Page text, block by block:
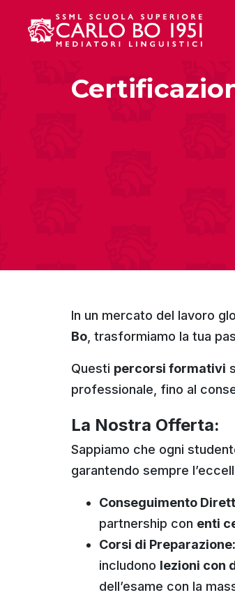
In un mercato del lavoro
Bo, trasformiamo la tua
Questi percorsi formativi
professionale, fino al
La Nostra Offerta:
Sappiamo che ogni
garantendo sempre
Conseguimento
partnership con enti
Corsi di Preparazione:
includono lezioni con
dell’esame con la